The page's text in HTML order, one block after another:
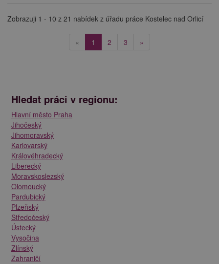
Zobrazuji 1 - 10 z 21 nabídek z úřadu práce Kostelec nad Orlicí
« 1 (current)
2 3 »
Hledat práci v regionu:
Hlavní město Praha
Jihočeský
Jihomoravský
Karlovarský
Královéhradecký
Liberecký
Moravskoslezský
Olomoucký
Pardubický
Plzeňský
Středočeský
Ústecký
Vysočina
Zlínský
Zahraničí